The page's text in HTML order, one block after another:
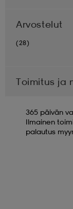
Arvostelut
(28)
Toimitus ja
365 päivän
Ilmainen
palautus